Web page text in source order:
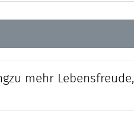
mehr Lebensfreude,